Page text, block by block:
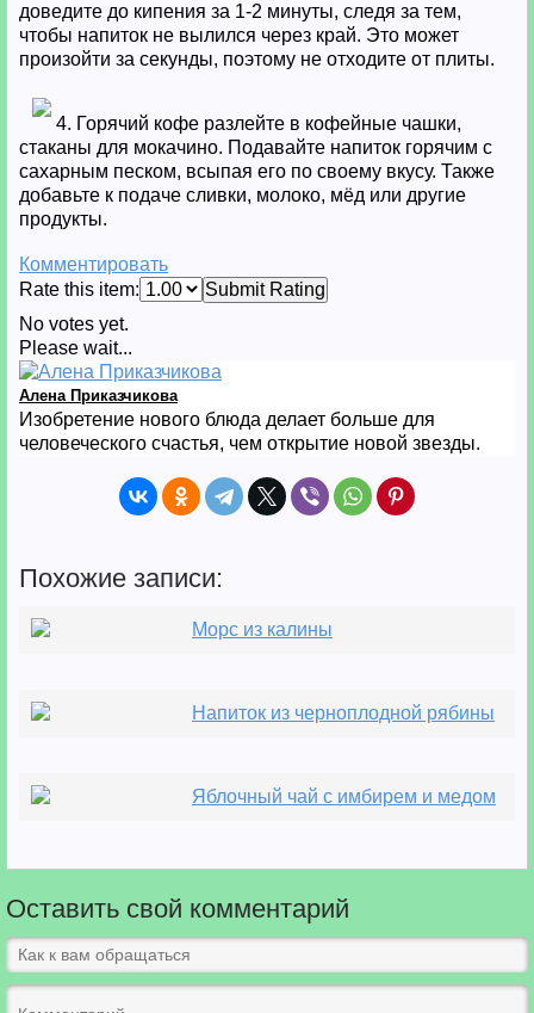
доведите до кипения за 1-2 минуты, следя за тем,
чтобы напиток не вылился через край. Это может
произойти за секунды, поэтому не отходите от плиты.
4. Горячий кофе разлейте в кофейные чашки,
стаканы для мокачино. Подавайте напиток горячим с
сахарным песком, всыпая его по своему вкусу. Также
добавьте к подаче сливки, молоко, мёд или другие
продукты.
Комментировать
Rate this item:
Submit Rating
No votes yet.
Please wait...
Алена Приказчикова
Изобретение нового блюда делает больше для
человеческого счастья, чем открытие новой звезды.
Похожие записи:
Морс из калины
Напиток из черноплодной рябины
Яблочный чай с имбирем и медом
Оставить свой комментарий